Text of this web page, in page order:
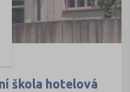
škola hotelová